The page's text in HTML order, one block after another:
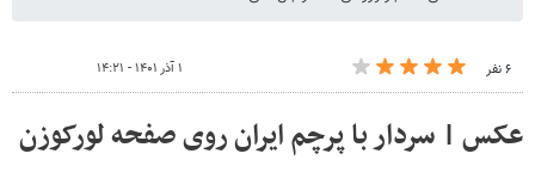
۶ نفر ۱ آذر ۱۴۰۱ - ۱۴:۲۱
عکس | سردار با پرچم ایران روی صفحه لورکوزن